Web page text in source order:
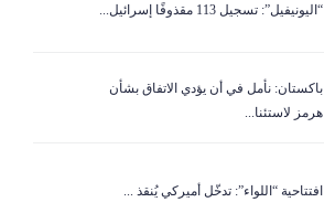
“اليونيفيل”: تسجيل 113 مقذوفًا إسرائيل...
باكستان: نأمل في أن يؤدي الاتفاق بشأن
هرمز لاستئنا...
افتتاحية “اللواء”: تدخّل أميركي يُنقذ ...